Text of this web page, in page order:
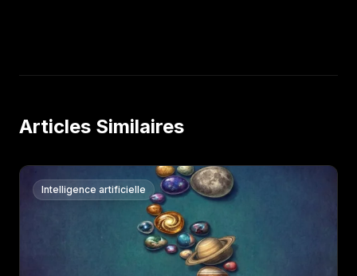
Articles Similaires
Intelligence artificielle